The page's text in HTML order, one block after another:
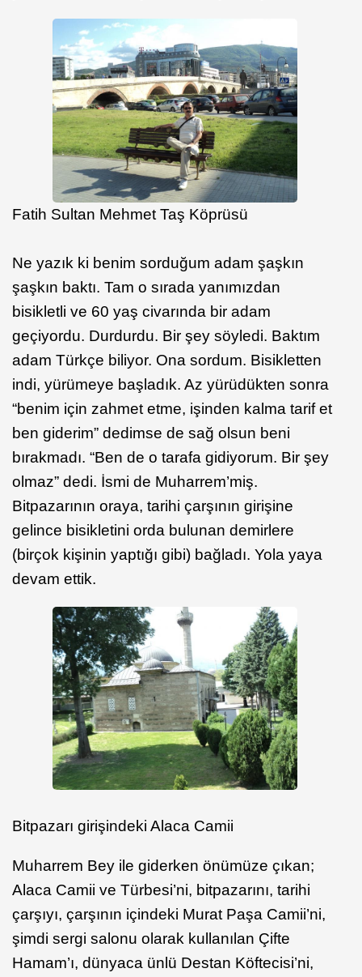
Fatih Sultan Mehmet Taş Köprüsü
Ne yazık ki benim sorduğum adam şaşkın
şaşkın baktı. Tam o sırada yanımızdan
bisikletli ve 60 yaş civarında bir adam
geçiyordu. Durdurdu. Bir şey söyledi. Baktım
adam Türkçe biliyor. Ona sordum. Bisikletten
indi, yürümeye başladık. Az yürüdükten sonra
“benim için zahmet etme, işinden kalma tarif et
ben giderim” dedimse de sağ olsun beni
bırakmadı. “Ben de o tarafa gidiyorum. Bir şey
olmaz” dedi. İsmi de Muharrem’miş.
Bitpazarının oraya, tarihi çarşının girişine
gelince bisikletini orda bulunan demirlere
(birçok kişinin yaptığı gibi) bağladı. Yola yaya
devam ettik.
Bitpazarı girişindeki Alaca Camii
Muharrem Bey ile giderken önümüze çıkan;
Alaca Camii ve Türbesi’ni, bitpazarını, tarihi
çarşıyı, çarşının içindeki Murat Paşa Camii’ni,
şimdi sergi salonu olarak kullanılan Çifte
Hamam’ı, dünyaca ünlü Destan Köftecisi’ni,